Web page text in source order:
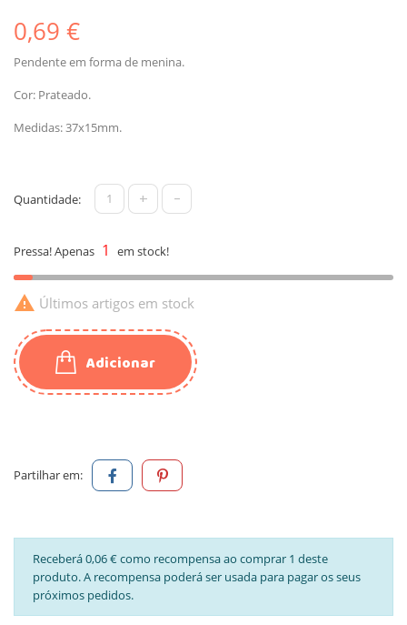
0,69 €
Pendente em forma de menina.
Cor: Prateado.
Medidas: 37x15mm.
Quantidade: + -
Pressa! Apenas 1 em stock!
 Últimos artigos em stock
Adicionar
Partilhar em:
Receberá 0,06 € como recompensa ao comprar 1 deste
produto. A recompensa poderá ser usada para pagar os seus
próximos pedidos.